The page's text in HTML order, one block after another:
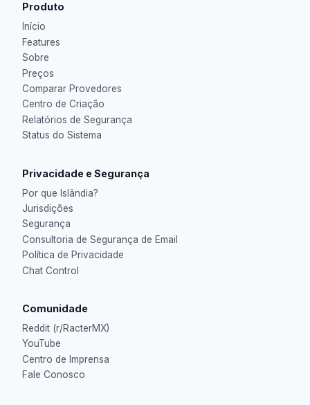
Produto
Início
Features
Sobre
Preços
Comparar Provedores
Centro de Criação
Relatórios de Segurança
Status do Sistema
Privacidade e Segurança
Por que Islândia?
Jurisdições
Segurança
Consultoria de Segurança de Email
Política de Privacidade
Chat Control
Comunidade
Reddit (r/RacterMX)
YouTube
Centro de Imprensa
Fale Conosco